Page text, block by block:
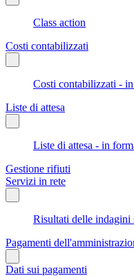
Class action
Costi contabilizzati
Costi contabilizzati -
Liste di attesa
Liste di attesa - in
Gestione rifiuti
Servizi in rete
Risultati delle indagini
Pagamenti
Dati sui pagamenti